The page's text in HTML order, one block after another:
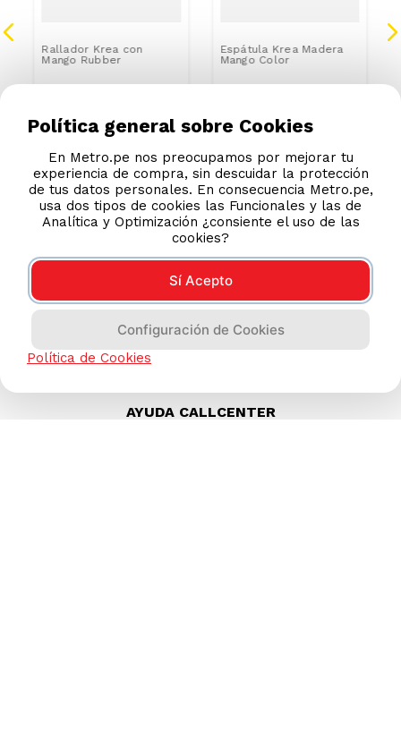
Rallador Krea con
Mango Rubber
S/9.99
Espátula Krea Madera
Mango Color
AYUDA CALLCENTER
Política general sobre Cookies
En Metro.pe nos preocupamos por mejorar tu
experiencia de compra, sin descuidar la protección
de tus datos personales. En consecuencia Metro.pe,
usa dos tipos de cookies las Funcionales y las de
Analítica y Optimización ¿consiente el uso de las
cookies?
Sí Acepto
Configuración de Cookies
Política de Cookies